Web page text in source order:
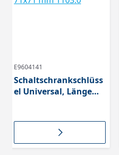
E9604141
Schaltschrankschlüss
el Universal, Länge